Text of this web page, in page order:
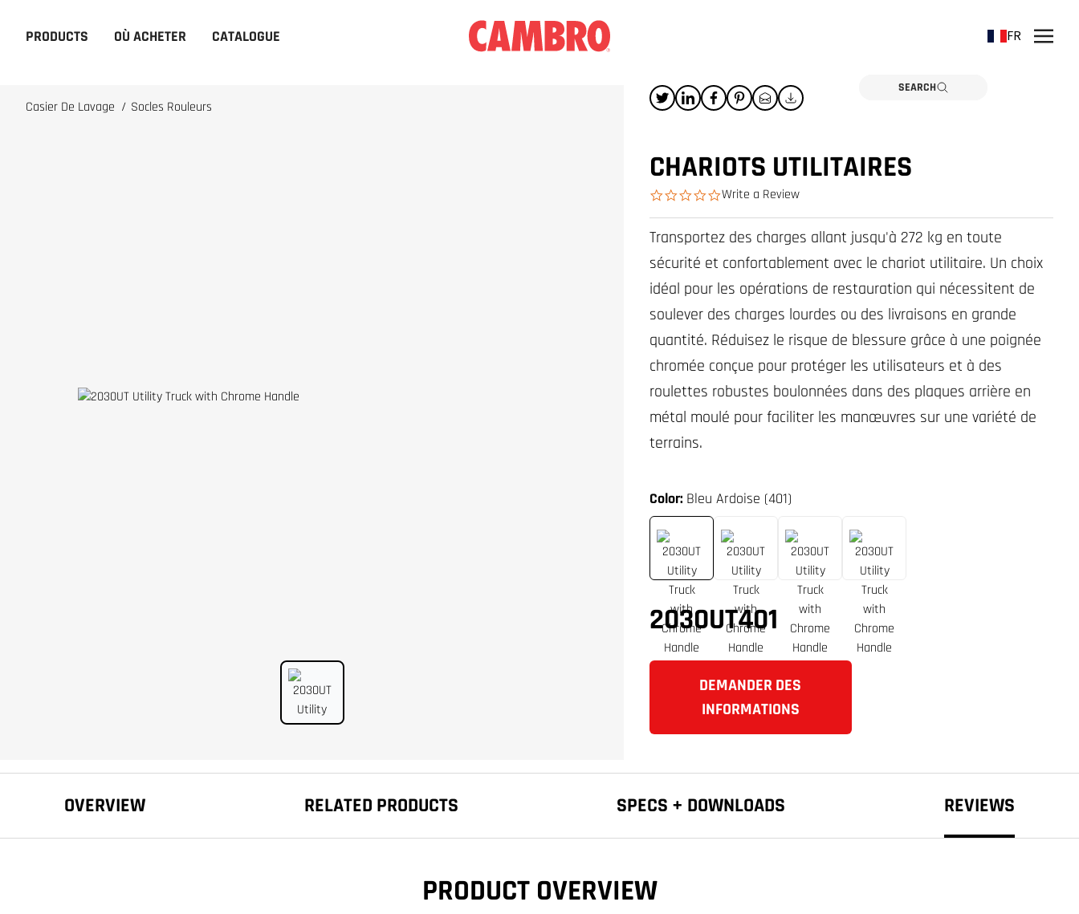
PRODUCTS OÙ ACHETER CATALOGUE
SEARCH
FR
Casier De Lavage / Socles Rouleurs
CHARIOTS UTILITAIRES
0.0 star rating
Write a Review
Color: Bleu Ardoise (401)
2030UT401
DEMANDER DES
INFORMATIONS
Transportez des charges allant jusqu'à 272 kg en toute
sécurité et confortablement avec le chariot utilitaire. Un choix
idéal pour les opérations de restauration qui nécessitent de
soulever des charges lourdes ou des livraisons en grande
quantité. Réduisez le risque de blessure grâce à une poignée
chromée conçue pour protéger les utilisateurs et à des
roulettes robustes boulonnées dans des plaques arrière en
métal moulé pour faciliter les manœuvres sur une variété de
terrains.
OVERVIEW RELATED PRODUCTS SPECS + DOWNLOADS REVIEWS
PRODUCT OVERVIEW